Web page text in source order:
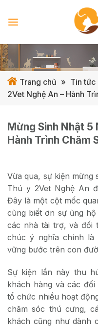
Trang chủ » Tin tức
2Vet Nghệ An – Hành
Mừng Sinh Nhật
Hành Trình Chăm
Vừa qua, sự kiện mừng
Thú y 2Vet Nghệ An
Đây là một cột mốc
cùng biết ơn sự ủng
các nhà tài trợ, và đối
chúc ý nghĩa chính là
vững bước trên con
Sự kiện lần này thu
khách hàng và các
tổ chức nhiều hoạt
chăm sóc thú cưng,
khách cũng như dành